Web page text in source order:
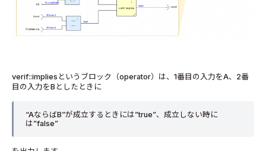
verif::impliesというブロック（operator）は、1番目の入力をA、2番
目の入力をBとしたときに
“AならばB”が成立するときには”true”、成立しない時に
は”false”